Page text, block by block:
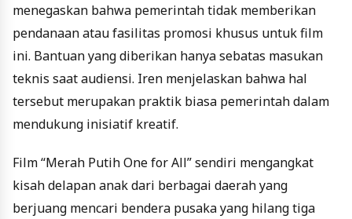
menegaskan bahwa pemerintah tidak memberikan
pendanaan atau fasilitas promosi khusus untuk film
ini. Bantuan yang diberikan hanya sebatas masukan
teknis saat audiensi. Iren menjelaskan bahwa hal
tersebut merupakan praktik biasa pemerintah dalam
mendukung inisiatif kreatif.
Film “Merah Putih One for All” sendiri mengangkat
kisah delapan anak dari berbagai daerah yang
berjuang mencari bendera pusaka yang hilang tiga